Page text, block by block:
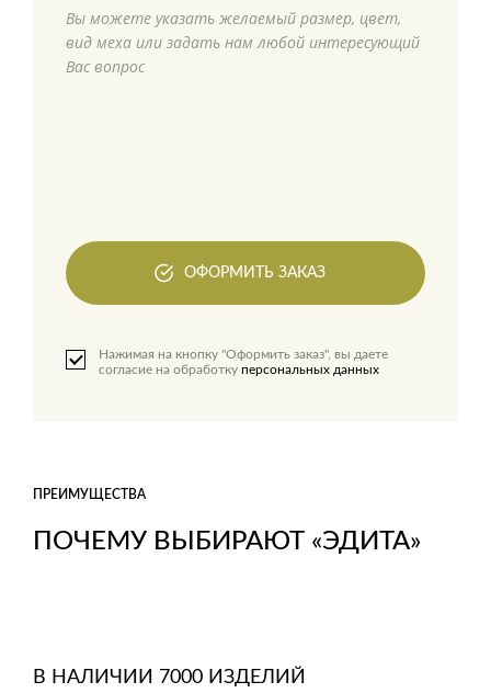
Вы можете указать желаемый размер, цвет,
вид меха или задать нам любой интересующий
Вас вопрос
ОФОРМИТЬ ЗАКАЗ
Нажимая на кнопку "Оформить заказ", вы даете
согласие на обработку персональных данных
ПОЧЕМУ ВЫБИРАЮТ «ЭДИТА»
ПРЕИМУЩЕСТВА
В НАЛИЧИИ 7000 ИЗДЕЛИЙ